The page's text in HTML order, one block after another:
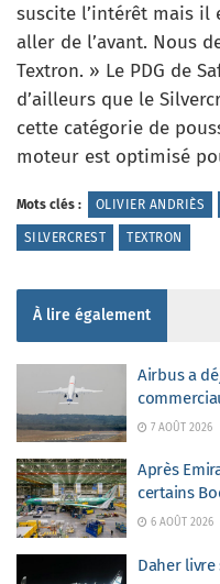
suscite l’intérêt mais
aller de l’avant. Nous
Textron. » Le PDG de
d’ailleurs que le
cette catégorie de
moteur est optimisé
Mots clés : OLIVIER ANDRIÈS
SILVERCREST TEXTRON
À lire également
Airbus a
7 AOÛT 2026
Après
certains
6 AOÛT 2026
Daher livre